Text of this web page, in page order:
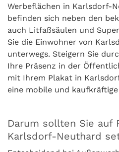
Werbeflächen in Karlsdorf-
befinden sich neben den
auch Litfaßsäulen und
Sie die Einwohner von
unterwegs. Steigern Sie
Ihre Präsenz in der
mit Ihrem Plakat in
eine mobile und
Darum sollten Sie auf
Karlsdorf-Neuthard